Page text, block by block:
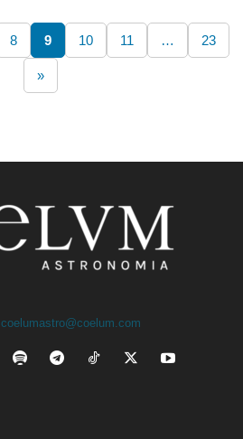
8 9 10 11 … 23
»
coelumastro@coelum.com